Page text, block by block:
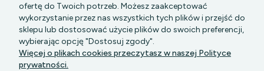
PGK MAZOWSZE SP Z O.O.|| Bartycka 24-210B,
00-716 WARSZAWA, woj. mazowieckie || NIP:
ofertę do Twoich potrzeb. Możesz zaakceptować
wykorzystanie przez nas wszystkich tych plików i przejść do
sklepu lub dostosować użycie plików do swoich preferencji,
wybierając opcję "Dostosuj zgody".
Więcej o plikach cookies przeczytasz w naszej Polityce
prywatności.